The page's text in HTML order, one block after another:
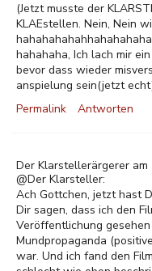
(Jetzt musste der
KLAEstellen. Nein, Nein
hahahaha, Ich lach mir
bevor dass wieder
anspielung sein(jetzt
Permalink
Antworten
Der Klarstellerärgerer
@Der Klarsteller:
Ach Gottchen, jetzt hast
Dir sagen, dass ich den
Veröffentlichung
Mundpropaganda
war. Und ich fand den